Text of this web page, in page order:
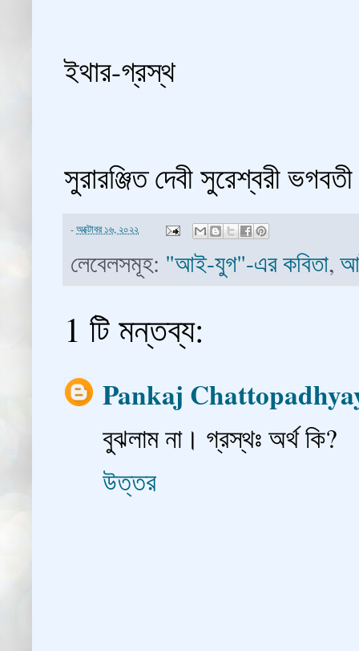
ইথার-গ্রস্থ
সুরারঞ্জিত দেবী সুরেশ্বরী
-অক্টোবর ১৬, ২০২২
লেবেলসমূহ: "আই-যুগ"-এর কবিতা,
1 টি মন্তব্য:
Pankaj
বুঝলাম না। গ্রস্থঃ অর্থ কি?
উত্তর